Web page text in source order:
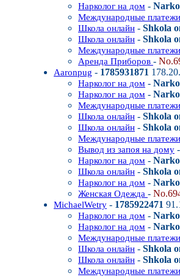
Нарколог на дом -
Международные платежи
Школа онлайн - Shkola
Школа онлайн - Shkola
Международные платежи
Аренда Приборов -
Aaronpug - 1785931871
Нарколог на дом -
Нарколог на дом -
Международные платежи
Школа онлайн - Shkola
Школа онлайн - Shkola
Международные платежи
Вывод из запоя на дому -
Нарколог на дом -
Школа онлайн - Shkola
Нарколог на дом -
Женская Одежда -
MichaelWetry - 1785922471
Нарколог на дом -
Нарколог на дом -
Международные платежи
Школа онлайн - Shkola
Школа онлайн - Shkola
Международные платежи